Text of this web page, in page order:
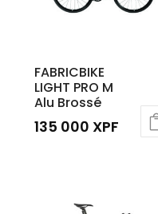
FABRICBIKE
LIGHT PRO M
Alu Brossé
135 000 XPF